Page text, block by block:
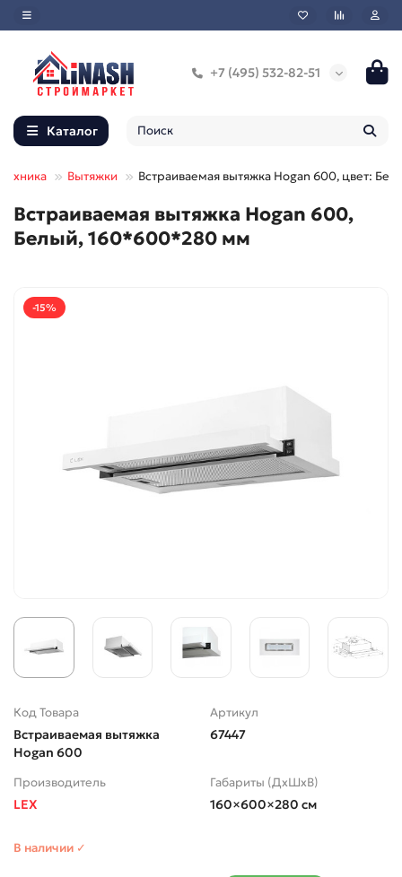
+7 (495) 532-82-51
Каталог
Вытяжки Встраиваемая вытяжка Hogan 600, цвет:
Встраиваемая вытяжка Hogan 600,
Белый, 160*600*280 мм
-15%
Код Товара
Встраиваемая вытяжка
Hogan 600
Артикул
67447
Производитель
LEX
Габариты (ДхШхВ)
160×600×280 см
В наличии ✓